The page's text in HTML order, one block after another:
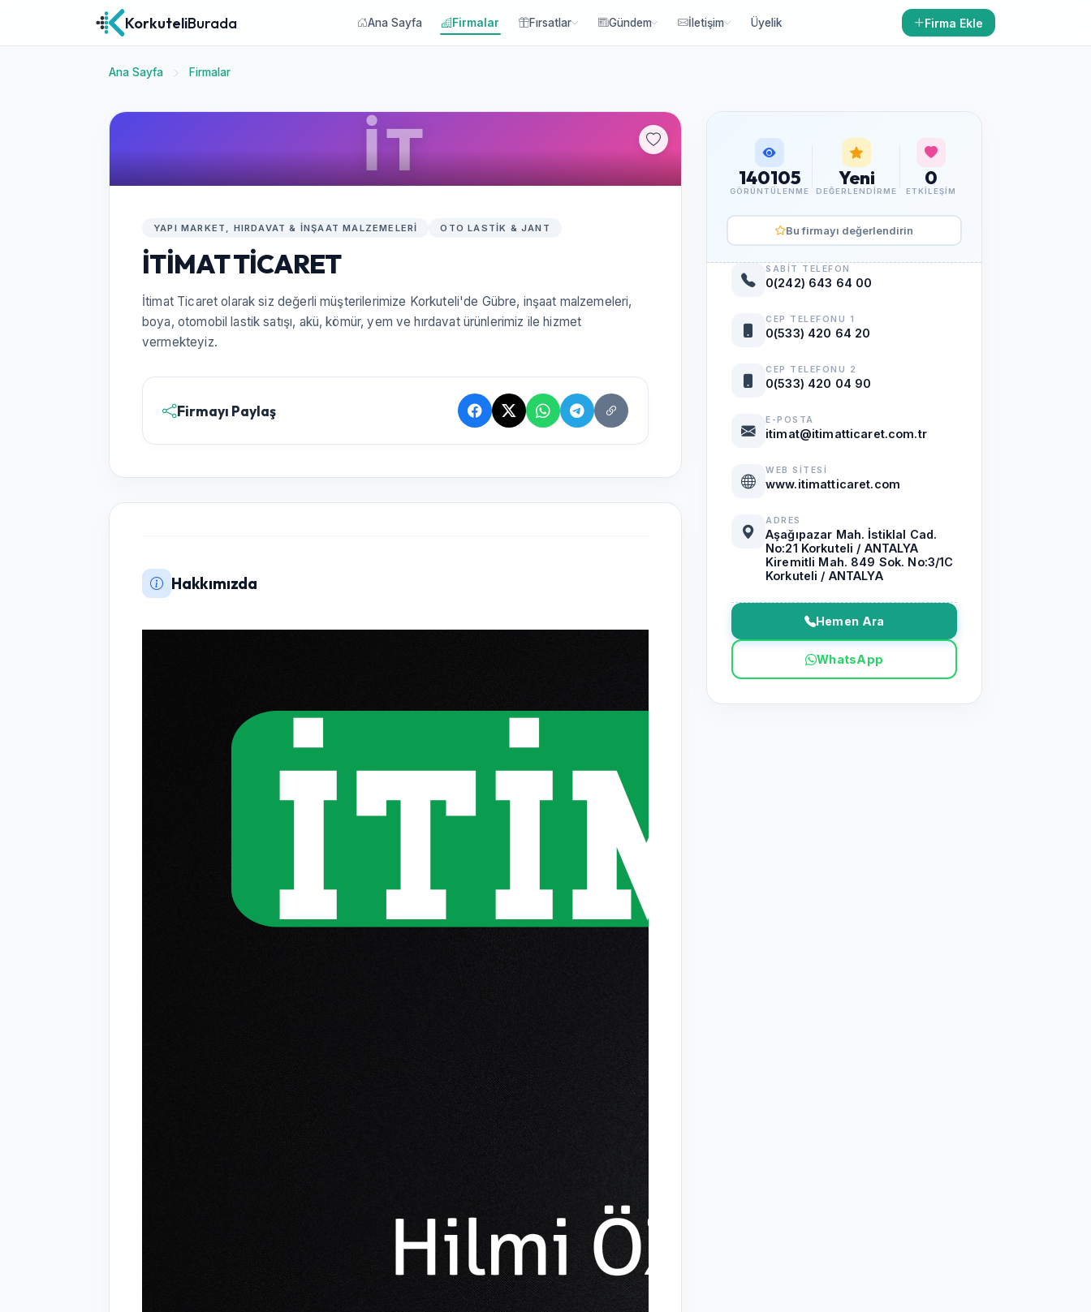
KorkuteliBurada Ana Sayfa Firmalar Fırsatlar Gündem İletişim Üyelik Firma Ekle
Ana Sayfa Firmalar
İT
YAPI MARKET, HIRDAVAT & İNŞAAT MALZEMELERI OTO LASTIK & JANT
İTİMAT TİCARET
İtimat Ticaret olarak siz değerli müşterilerimize Korkuteli'de Gübre, inşaat malzemeleri,
boya, otomobil lastik satışı, akü, kömür, yem ve hırdavat ürünlerimiz ile hizmet
vermekteyiz.
Firmayı Paylaş
Hakkımızda
140105
GÖRÜNTÜLENME
Yeni
DEĞERLENDIRME
0
ETKILEŞIM
Bu firmayı değerlendirin
SABIT TELEFON
0(242) 643 64 00
CEP TELEFONU 1
0(533) 420 64 20
CEP TELEFONU 2
0(533) 420 04 90
E-POSTA
itimat@itimatticaret.com.tr
WEB SITESI
www.itimatticaret.com
ADRES
Aşağıpazar Mah. İstiklal Cad.
No:21 Korkuteli / ANTALYA
Kiremitli Mah. 849 Sok. No:3/1C
Korkuteli / ANTALYA
Hemen Ara
WhatsApp